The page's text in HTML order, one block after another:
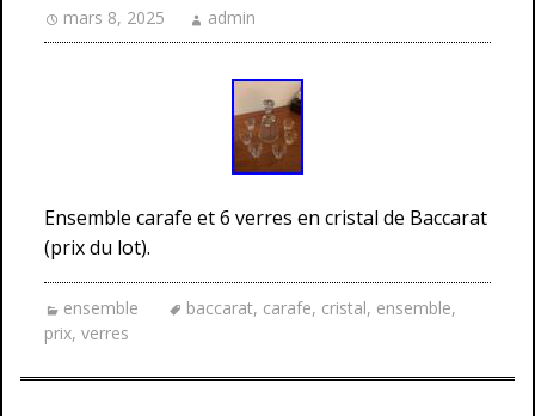
mars 8, 2025 admin
Ensemble carafe et 6 verres en cristal de Baccarat
(prix du lot).
ensemble baccarat, carafe, cristal, ensemble,
prix, verres